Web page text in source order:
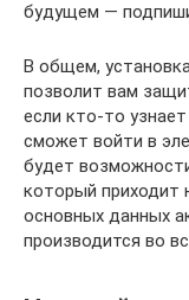
будущем —
В общем,
позволит вам
если кто-то
сможет войти в
будет
который приходит
основных данных
производится во